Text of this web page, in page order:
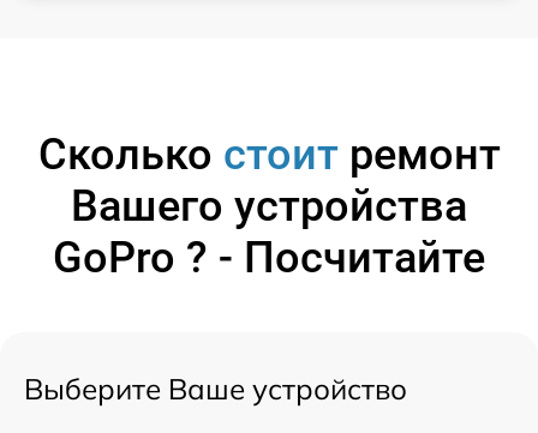
Сколько стоитремонт
Вашего устройства
GoPro ? - Посчитайте
Выберите Ваше устройство